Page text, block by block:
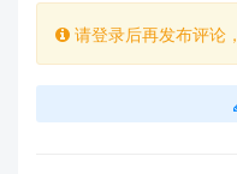
请登录后再发布评论，